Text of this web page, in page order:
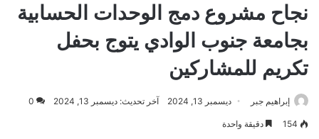
نجاح مشروع دمج الوحدات الحسابية
بجامعة جنوب الوادي يتوج بحفل
تكريم للمشاركين
إبراهيم جبر ديسمبر 13, 2024 آخر تحديث: ديسمبر 13, 2024 0
154 دقيقة واحدة